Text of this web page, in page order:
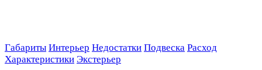
Габариты Интерьер Недостатки Подвеска Расход
Характеристики Экстерьер